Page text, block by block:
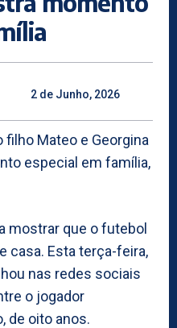
2 de Junho, 2026
filho Mateo e Georgina
especial em família,
mostrar que o futebol
casa. Esta terça-feira,
nas redes sociais
o jogador
de oito anos.